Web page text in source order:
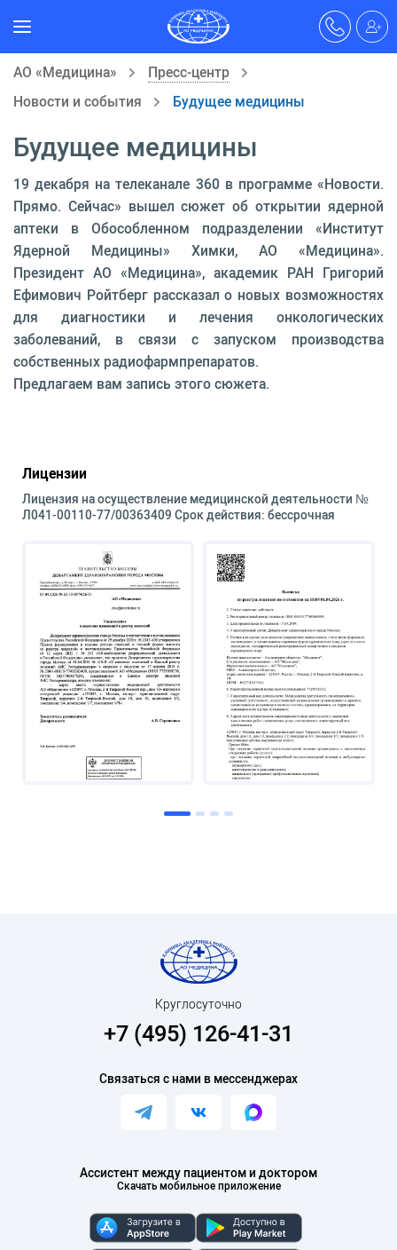
АО «Медицина»
Пресс-центр
Новости и события
Будущее медицины
Будущее медицины
19 декабря на телеканале 360 в программе «Новости.
Прямо. Сейчас» вышел сюжет об открытии ядерной
аптеки в Обособленном подразделении «Институт
Ядерной Медицины» Химки, АО «Медицина».
Президент АО «Медицина», академик РАН Григорий
Ефимович Ройтберг рассказал о новых возможностях
для диагностики и лечения онкологических
заболеваний, в связи с запуском производства
собственных радиофармпрепаратов.
Предлагаем вам запись этого сюжета.
Лицензии
Лицензия на осуществление медицинской деятельности №
Л041-00110-77/00363409 Срок действия: бессрочная
Ассистент между пациентом и доктором
Скачать мобильное приложение
Круглосуточно
+7 (495) 126-41-31
Связаться с нами в мессенджерах